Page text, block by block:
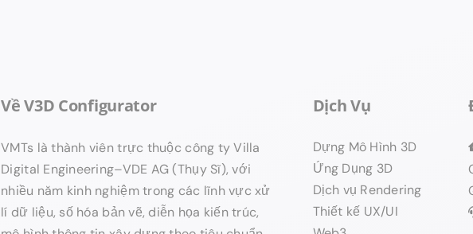
Về V3D Configurator
VMTs là thành viên trực thuộc công ty Villa
Digital Engineering–VDE AG (Thụy Sĩ), với
nhiều năm kinh nghiệm trong các lĩnh vực xử
lí dữ liệu, số hóa bản vẽ, diễn họa kiến trúc,
Dịch Vụ
Dựng Mô Hình 3D
Ứng Dụng 3D
Dịch vụ Rendering
Thiết kế UX/UI